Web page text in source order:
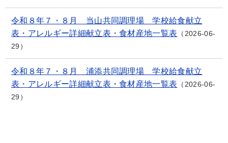
令和８年７・８月 当山共同調理場 学校給食献立
表・アレルギー詳細献立表・食材産地一覧表
2026-06-
29
令和８年７・８月 浦添共同調理場 学校給食献立
表・アレルギー詳細献立表・食材産地一覧表
2026-06-
29